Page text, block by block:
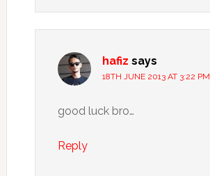
hafiz says
18TH JUNE 2013 AT 3:22 PM
good luck bro…
Reply